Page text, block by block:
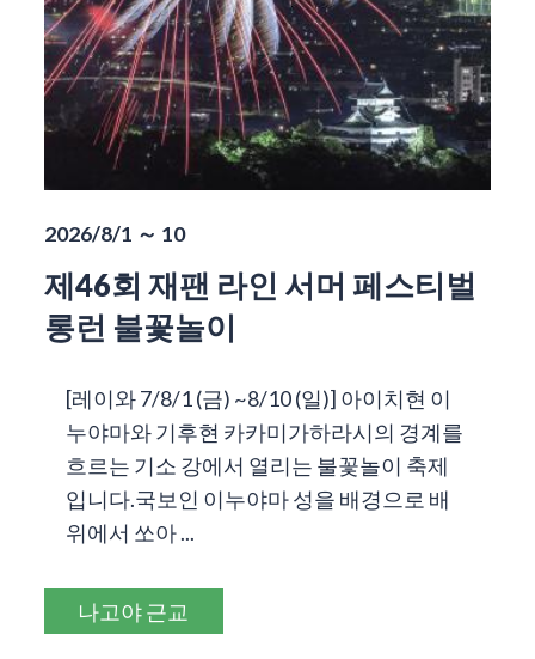
2026/8/1 ～ 10
제46회 재팬 라인 서머 페스티벌
롱런 불꽃놀이
[레이와 7/8/1 (금) ~8/10 (일)] 아이치현 이
누야마와 기후현 카카미가하라시의 경계를
흐르는 기소 강에서 열리는 불꽃놀이 축제
입니다.국보인 이누야마 성을 배경으로 배
위에서 쏘아 ...
나고야 근교